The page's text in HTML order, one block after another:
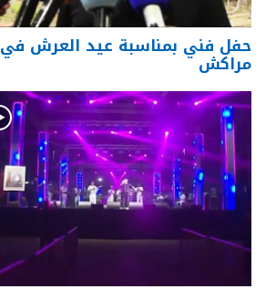
حفل فني بمناسبة عيد العرش في
مراكش